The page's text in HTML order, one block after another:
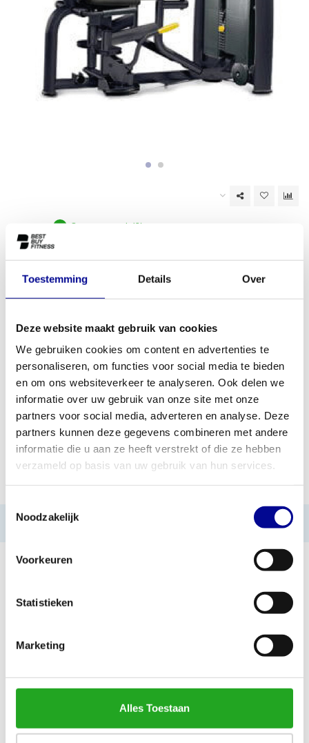
Toestemming Details Over
Deze website maakt gebruik van cookies
We gebruiken cookies om content en advertenties te
personaliseren, om functies voor social media te bieden
en om ons websiteverkeer te analyseren. Ook delen we
informatie over uw gebruik van onze site met onze
partners voor social media, adverteren en analyse. Deze
partners kunnen deze gegevens combineren met andere
informatie die u aan ze heeft verstrekt of die ze hebben
verzameld op basis van uw gebruik van hun services.
Noodzakelijk
Voorkeuren
Statistieken
Marketing
Alles Toestaan
Op voorraad (2)
EAN Code: 6017445944916
TOEVOEGEN AAN OFFERTE
PROFESSIONEEL
FITNESSAPPARATUUR
STANDAARD ÉÉN JAAR
GARANTIE
MEER DAN 28 JAAR
ERVARING
BESTE PRIJZEN EN
MOOISTE APPARATUUR
INFORMATIE
Geen informatie gevonden